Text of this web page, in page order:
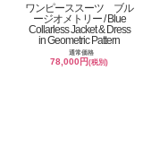
ワンピーススーツ ブル
ージオメトリー / Blue
Collarless Jacket & Dress
in Geometric Pattern
通常価格
78,000円(税別)